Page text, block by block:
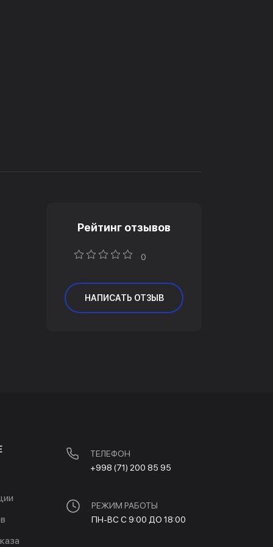
Рейтинг отзывов
0
НАПИСАТЬ ОТЗЫВ
ТЕЛЕФОН
+998 (71) 200 85 95
РЕЖИМ РАБОТЫ
ПН-ВС С 9:00 ДО 18:00